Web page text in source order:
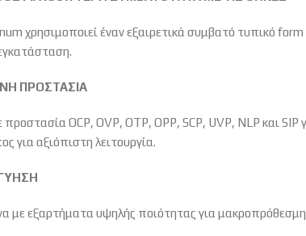
χρησιμοποιεί έναν εξαιρετικά συμβατό τυπικό
ΠΡΟΣΤΑΣΙΑ
OCP, OVP, OTP, OPP, SCP, UVP, NLP και
για αξιόπιστη λειτουργία.
με εξαρτήματα υψηλής ποιότητας για